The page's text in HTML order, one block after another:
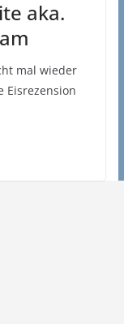
aka.
mal wieder
Eisrezension